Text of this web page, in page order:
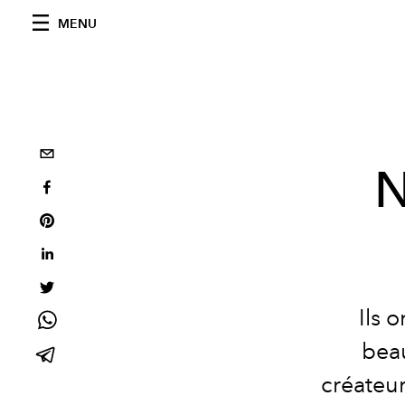
MENU
Ils